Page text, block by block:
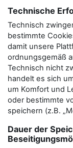
Technische
Technisch
bestimmte
damit unsere
ordnungsgemäß
Technisch nicht
handelt es sich
um Komfort und
oder bestimmte
speichern (z.B.
Dauer der